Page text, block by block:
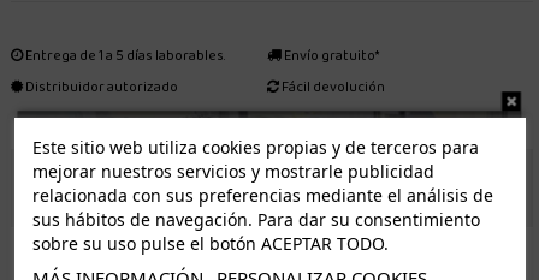
Entrega de 1 a 5 días laborables.
Distribuidor autorizado
Envío gratuito*
Fácil devolución
ENVÍO GRATUITO *
ISLAS CANARIAS
Este sitio web utiliza cookies propias y de terceros para
mejorar nuestros servicios y mostrarle publicidad
relacionada con sus preferencias mediante el análisis de
sus hábitos de navegación. Para dar su consentimiento
sobre su uso pulse el botón ACEPTAR TODO.